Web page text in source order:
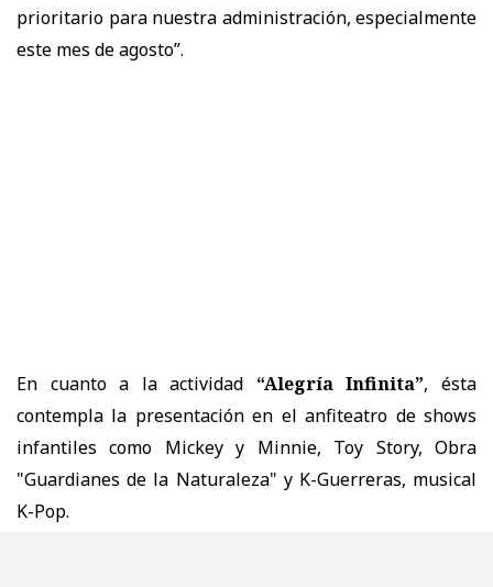
prioritario para nuestra administración, especialmente
este mes de agosto”.
En cuanto a la actividad “Alegría Infinita”, ésta
contempla la presentación en el anfiteatro de shows
infantiles como Mickey y Minnie, Toy Story, Obra
"Guardianes de la Naturaleza" y K-Guerreras, musical
K-Pop.